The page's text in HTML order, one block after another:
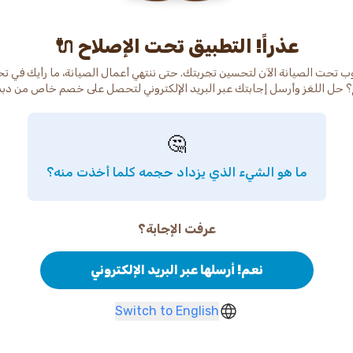
عذراً! التطبيق تحت الإصلاح 🔌
تحت الصيانة الآن لتحسين تجربتك. حتى ننتهي أعمال الصيانة، ما رأيك في
حل اللغز وأرسل إجابتك عبر البريد الإلكتروني لتحصل على خصم خاص من
🤔
ما هو الشيء الذي يزداد حجمه كلما أخذت منه؟
عرفت الإجابة؟
نعم! أرسلها عبر البريد الإلكتروني
Switch to English